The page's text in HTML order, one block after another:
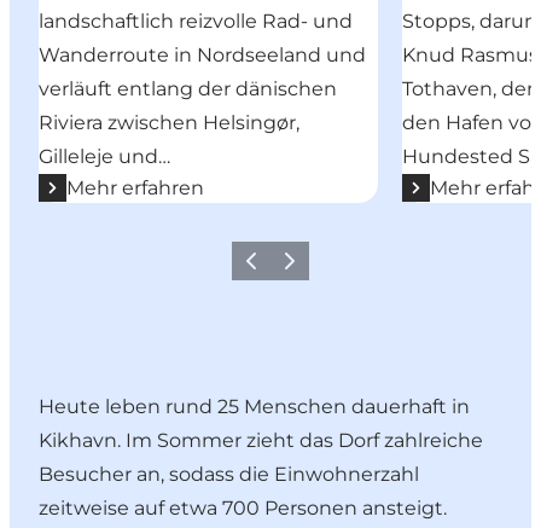
landschaftlich reizvolle Rad- und
Wanderroute in Nordseeland und
verläuft entlang der dänischen
Riviera zwischen Helsingør,
Gilleleje und…
Mehr erfahren
Stopps,
Knud
Tothaven,
den Hafen
Hundested
Mehr
ZurückWeiter
Heute leben rund 25 Menschen dauerhaft in
Kikhavn. Im Sommer zieht das Dorf zahlreiche
Besucher an, sodass die Einwohnerzahl
zeitweise auf etwa 700 Personen ansteigt.